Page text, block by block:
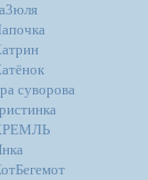
суворова